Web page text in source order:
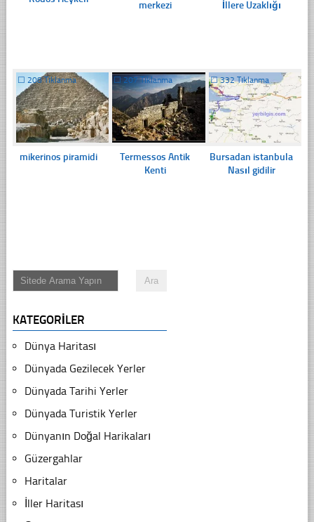
merkezi
İllere Uzaklığı
☐ 208 Tıklanma
mikerinos piramidi
☐207 Tıklanma
Termessos Antik
Kenti
☐332 Tıklanma
Bursadan istanbula
Nasıl gidilir
KATEGORILER
Dünya Haritası
Dünyada Gezilecek Yerler
Dünyada Tarihi Yerler
Dünyada Turistik Yerler
Dünyanın Doğal Harikaları
Güzergahlar
Haritalar
İller Haritası